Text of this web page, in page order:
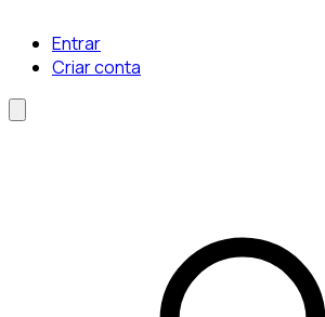
Entrar
Criar conta